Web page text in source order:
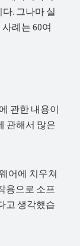
. 그나마 실
례는 60여
관한 내용이
관해서 많은
어에 치우쳐
용으로 소프
고 생각했습